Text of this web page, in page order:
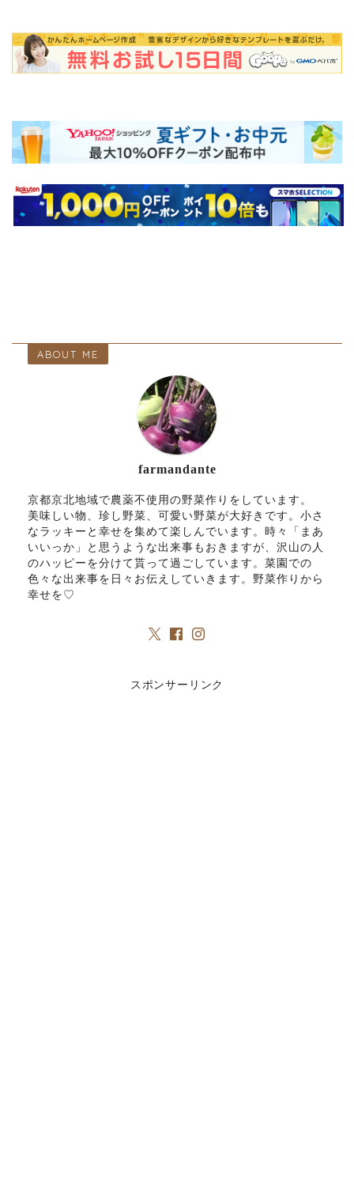
ABOUT ME
farmandante
京都京北地域で農薬不使用の野菜作りをしています。
美味しい物、珍し野菜、可愛い野菜が大好きです。小さ
なラッキーと幸せを集めて楽しんでいます。時々「まあ
いいっか」と思うような出来事もおきますが、沢山の人
のハッピーを分けて貰って過ごしています。菜園での
色々な出来事を日々お伝えしていきます。野菜作りから
幸せを♡
スポンサーリンク